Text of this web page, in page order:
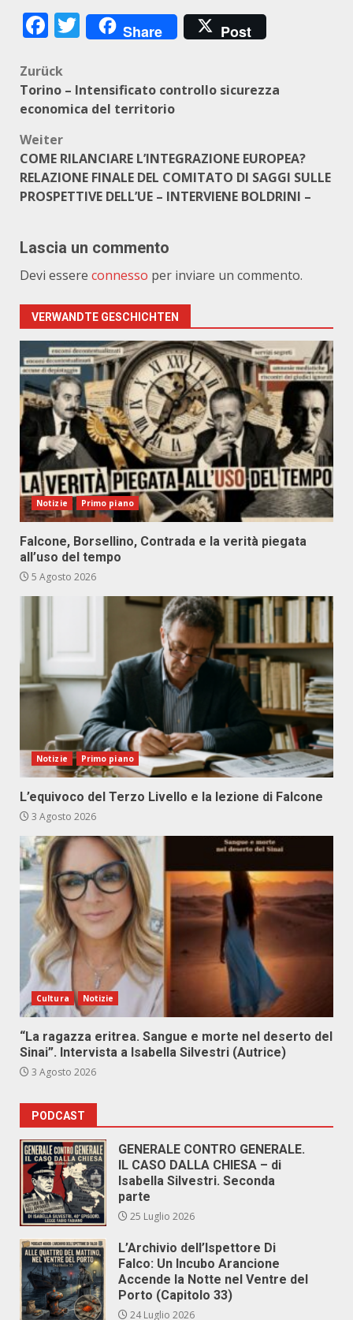
Facebook
Twitter
Share Post
Beitragsnavigation
Zurück
Torino – Intensificato controllo sicurezza
economica del territorio
Weiter
COME RILANCIARE L’INTEGRAZIONE EUROPEA?
RELAZIONE FINALE DEL COMITATO DI SAGGI SULLE
PROSPETTIVE DELL’UE – INTERVIENE BOLDRINI –
Lascia un commento
Devi essere connesso per inviare un commento.
VERWANDTE GESCHICHTEN
Notizie Primo piano
Falcone, Borsellino, Contrada e la verità piegata
all’uso del tempo
5 Agosto 2026
Notizie Primo piano
L’equivoco del Terzo Livello e la lezione di Falcone
3 Agosto 2026
Cultura Notizie
“La ragazza eritrea. Sangue e morte nel deserto del
Sinai”. Intervista a Isabella Silvestri (Autrice)
3 Agosto 2026
PODCAST
GENERALE CONTRO GENERALE.
IL CASO DALLA CHIESA – di
Isabella Silvestri. Seconda
parte
25 Luglio 2026
L’Archivio dell’Ispettore Di
Falco: Un Incubo Arancione
Accende la Notte nel Ventre del
Porto (Capitolo 33)
24 Luglio 2026